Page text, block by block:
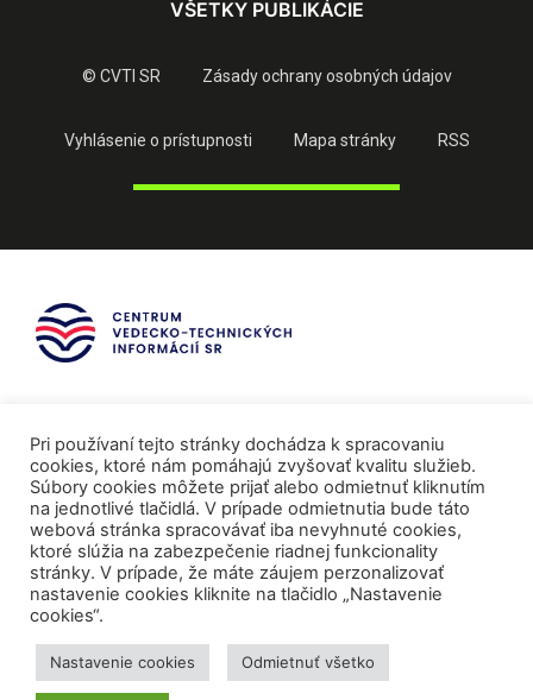
VŠETKY PUBLIKÁCIE
© CVTI SR Zásady ochrany osobných údajov
Vyhlásenie o prístupnosti Mapa stránky RSS
Mediálni partneri
Pri používaní tejto stránky dochádza k spracovaniu
cookies, ktoré nám pomáhajú zvyšovať kvalitu služieb.
Súbory cookies môžete prijať alebo odmietnuť kliknutím
na jednotlivé tlačidlá. V prípade odmietnutia bude táto
webová stránka spracovávať iba nevyhnuté cookies,
ktoré slúžia na zabezpečenie riadnej funkcionality
stránky. V prípade, že máte záujem perzonalizovať
nastavenie cookies kliknite na tlačidlo „Nastavenie
cookies“.
Nastavenie cookies Odmietnuť všetko